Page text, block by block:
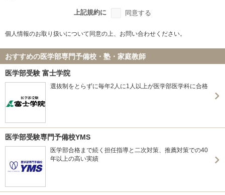
上記規約に 同意する
個人情報のお取り扱いについて同意の上、お問い合わせください。
おすすめの医学部専門予備校・塾・家庭教師
医学部受験 富士学院
選抜制をとらずに毎年2人に1人以上が医学部医学科に合格
医学部受験専門予備校YMS
医学部合格まで続く担任指導と二次対策、推薦対策での40
年以上の高い実績